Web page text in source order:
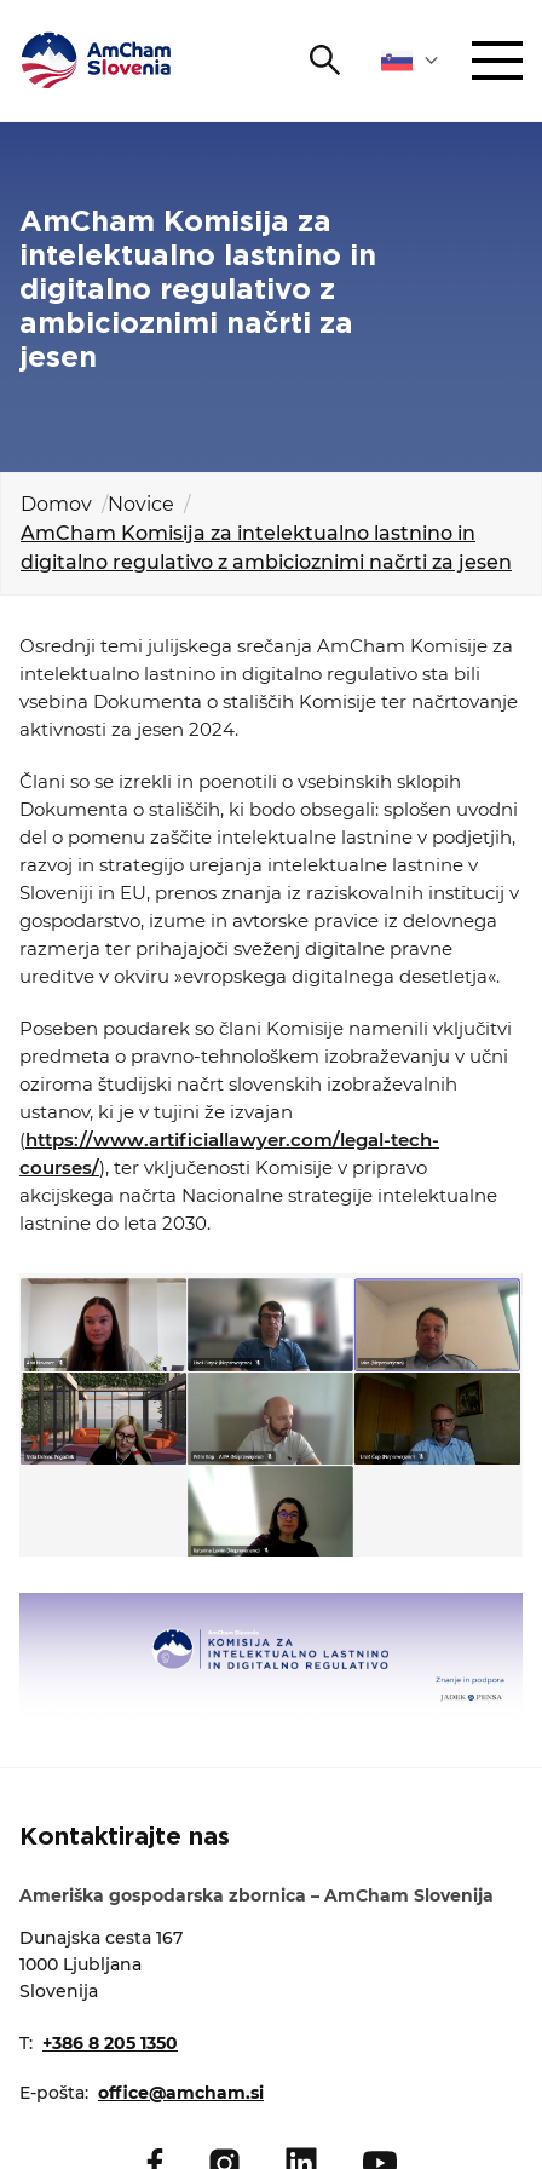
Išči
ZAGOVORNIŠTVO
AmChamYOUNG
MEDNARODNO SODELOVANJE
O NAS
KOLEDAR DOGODKOV
KONTAKT
GALERIJA
Želimo postati član
AmCham Komisija za
intelektualno lastnino in
digitalno regulativo z
ambicioznimi načrti za
jesen
Domov
Novice
AmCham Komisija za intelektualno lastnino in
digitalno regulativo z ambicioznimi načrti za jesen
Osrednji temi julijskega srečanja AmCham Komisije za
intelektualno lastnino in digitalno regulativo sta bili
vsebina Dokumenta o stališčih Komisije ter načrtovanje
aktivnosti za jesen 2024.
Člani so se izrekli in poenotili o vsebinskih sklopih
Dokumenta o stališčih, ki bodo obsegali: splošen uvodni
del o pomenu zaščite intelektualne lastnine v podjetjih,
razvoj in strategijo urejanja intelektualne lastnine v
Sloveniji in EU, prenos znanja iz raziskovalnih institucij v
gospodarstvo, izume in avtorske pravice iz delovnega
razmerja ter prihajajoči sveženj digitalne pravne
ureditve v okviru »evropskega digitalnega desetletja«.
Poseben poudarek so člani Komisije namenili vključitvi
predmeta o pravno-tehnološkem izobraževanju v učni
oziroma študijski načrt slovenskih izobraževalnih
ustanov, ki je v tujini že izvajan
(https://www.artificiallawyer.com/legal-tech-
courses/), ter vključenosti Komisije v pripravo
akcijskega načrta Nacionalne strategije intelektualne
lastnine do leta 2030.
Kontaktirajte nas
Ameriška gospodarska zbornica – AmCham Slovenija
Dunajska cesta 167
1000 Ljubljana
Slovenija
T: +386 8 205 1350
E-pošta: office@amcham.si